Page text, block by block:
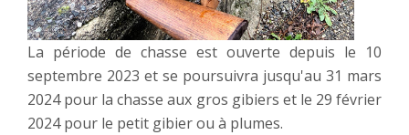
La période de chasse est ouverte depuis le 10
septembre 2023 et se poursuivra jusqu'au 31 mars
2024 pour la chasse aux gros gibiers et le 29 février
2024 pour le petit gibier ou à plumes.